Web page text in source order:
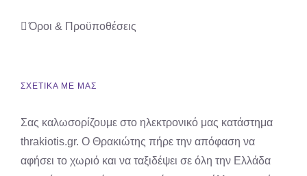
Όροι & Προϋποθέσεις
ΣΧΕΤΙΚΑ ΜΕ ΜΑΣ
Σας καλωσορίζουμε στο ηλεκτρονικό μας κατάστημα
thrakiotis.gr. Ο Θρακιώτης πήρε την απόφαση να
αφήσει το χωριό και να ταξιδέψει σε όλη την Ελλάδα